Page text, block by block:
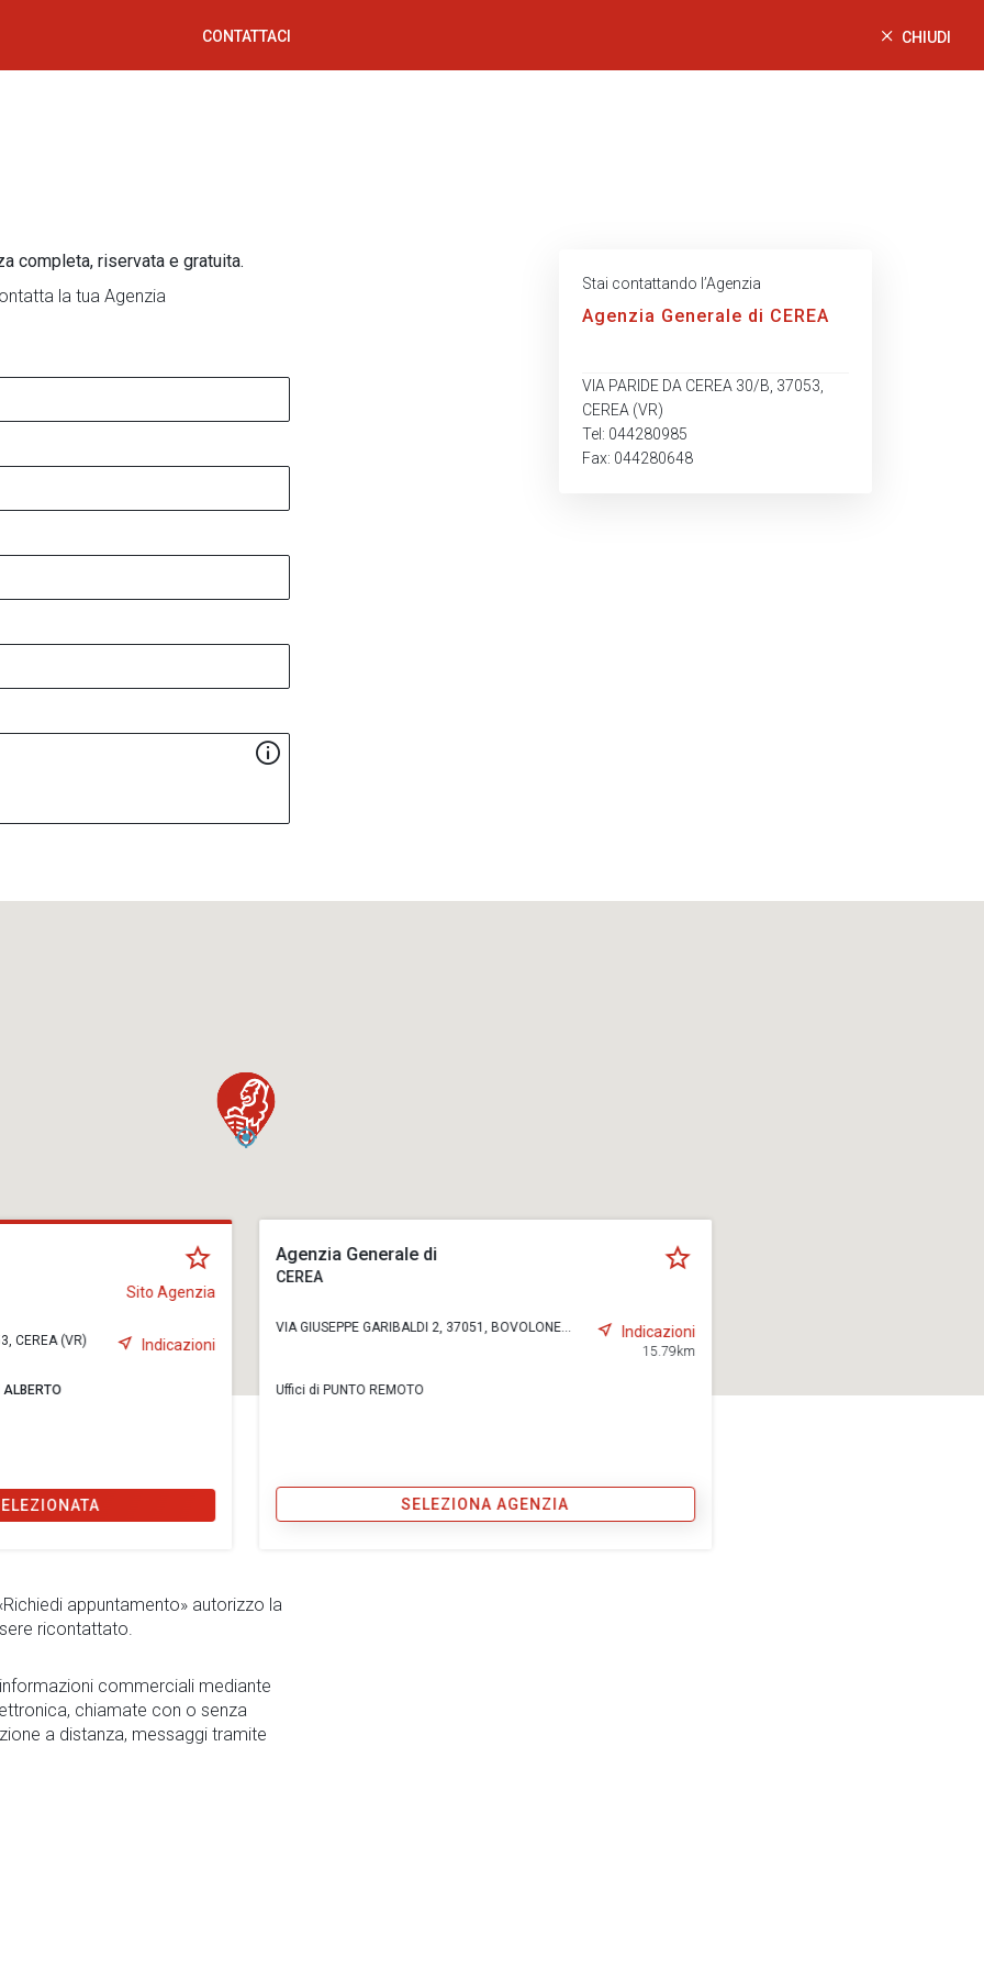
CONTATTACI CHIUDI
completa, riservata e gratuita.
la tua Agenzia
Stai contattando l’Agenzia
Agenzia Generale di CEREA
VIA PARIDE DA CEREA 30/B, 37053,
CEREA (VR)
Tel: 044280985
Fax: 044280648
Sito Agenzia
CEREA (VR) Indicazioni
ALBERTO
Agenzia Generale di
CEREA
VIA GIUSEPPE GARIBALDI 2, 37051, BOVOLONE... Indicazioni
15.79km
Uffici di PUNTO REMOTO
SELEZIONA AGENZIA
appuntamento» autorizzo la
ricontattato.
commerciali mediante
chiamate con o senza
a distanza, messaggi tramite